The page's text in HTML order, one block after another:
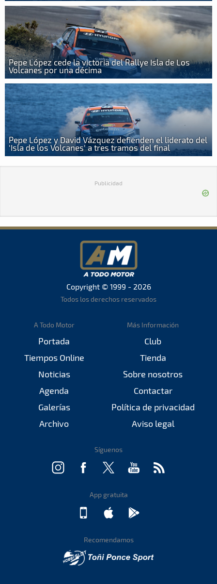
Pepe López cede la victoria del Rallye Isla de Los
Volcanes por una décima
Pepe López y David Vázquez defienden el liderato del
'Isla de los Volcanes' a tres tramos del final
Publicidad
Copyright © 1999 - 2026
Todos los derechos reservados
A Todo Motor
Portada
Tiempos Online
Noticias
Agenda
Galerías
Archivo
Más Información
Club
Tienda
Sobre nosotros
Contactar
Política de privacidad
Aviso legal
Síguenos
App gratuita
Recomendamos